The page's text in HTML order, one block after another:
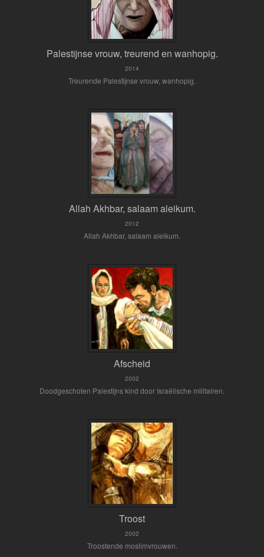
Palestijnse vrouw, treurend en wanhopig.
2014
Treurende Palestijnse vrouw, wanhopig.
Allah Akhbar, salaam aleikum.
2012
Allah Akhbar, salaam aleikum.
Afscheid
2002
Doodgeschoten Palestijns kind door Israëlische militairen.
Troost
2002
Troostende moslimvrouwen.